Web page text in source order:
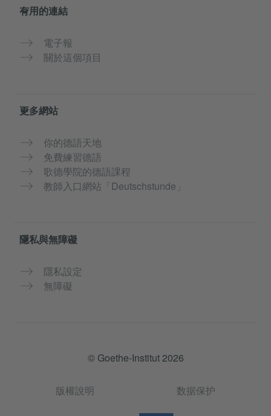
有用的連結
電子報
關於這個項目
更多網站
你的德語天地
免費練習德語
歌德學院的德語課程
教師入口網站「Deutschstunde」
隱私與無障礙
隱私設定
無障礙
© Goethe-Institut 2026
版權說明 数据保护